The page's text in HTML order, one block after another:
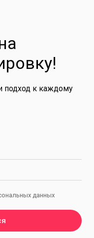
подход к каждому
данных